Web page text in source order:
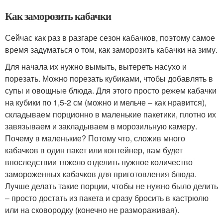
Как заморозить кабачки
Сейчас как раз в разгаре сезон кабачков, поэтому самое
время задуматься о том, как заморозить кабачки на зиму.
Для начала их нужно вымыть, вытереть насухо и
порезать. Можно порезать кубиками, чтобы добавлять в
супы и овощные блюда. Для этого просто режем кабачки
на кубики по 1,5-2 см (можно и мельче – как нравится),
складываем порционно в маленькие пакетики, плотно их
завязываем и закладываем в морозильную камеру.
Почему в маленькие? Потому что, сложив много
кабачков в один пакет или контейнер, вам будет
впоследствии тяжело отделить нужное количество
замороженных кабачков для приготовления блюда.
Лучше делать такие порции, чтобы не нужно было делить
– просто достать из пакета и сразу бросить в кастрюлю
или на сковородку (конечно не размораживая).